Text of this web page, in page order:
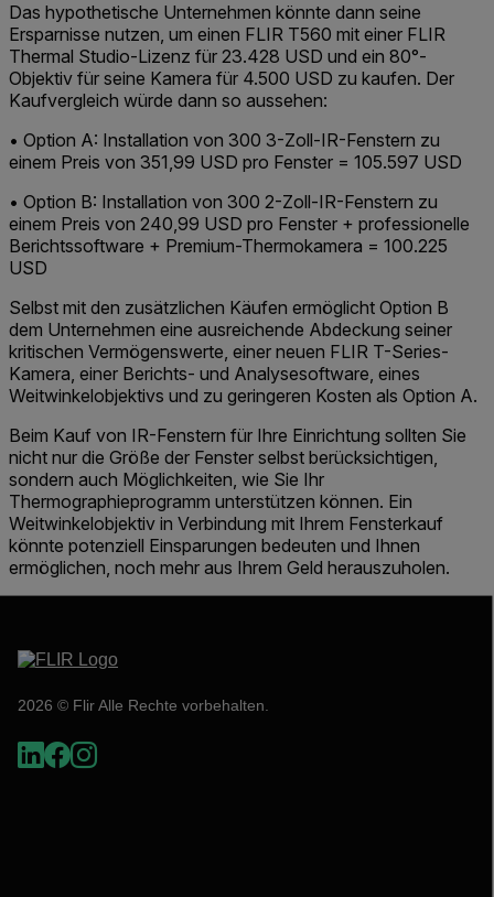
Das hypothetische Unternehmen könnte dann seine
Ersparnisse nutzen, um einen FLIR T560 mit einer FLIR
Thermal Studio-Lizenz für 23.428 USD und ein 80°-
Objektiv für seine Kamera für 4.500 USD zu kaufen. Der
Kaufvergleich würde dann so aussehen:
• Option A: Installation von 300 3-Zoll-IR-Fenstern zu
einem Preis von 351,99 USD pro Fenster = 105.597 USD
• Option B: Installation von 300 2-Zoll-IR-Fenstern zu
einem Preis von 240,99 USD pro Fenster + professionelle
Berichtssoftware + Premium-Thermokamera = 100.225
USD
Selbst mit den zusätzlichen Käufen ermöglicht Option B
dem Unternehmen eine ausreichende Abdeckung seiner
kritischen Vermögenswerte, einer neuen FLIR T-Series-
Kamera, einer Berichts- und Analysesoftware, eines
Weitwinkelobjektivs und zu geringeren Kosten als Option A.
Beim Kauf von IR-Fenstern für Ihre Einrichtung sollten Sie
nicht nur die Größe der Fenster selbst berücksichtigen,
sondern auch Möglichkeiten, wie Sie Ihr
Thermographieprogramm unterstützen können. Ein
Weitwinkelobjektiv in Verbindung mit Ihrem Fensterkauf
könnte potenziell Einsparungen bedeuten und Ihnen
ermöglichen, noch mehr aus Ihrem Geld herauszuholen.
2026 © Flir Alle Rechte vorbehalten.